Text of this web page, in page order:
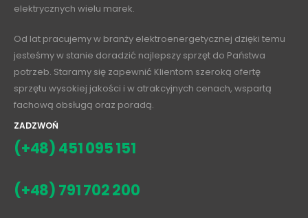
elektrycznych wielu marek.
Od lat pracujemy w branży elektroenergetycznej dzięki temu
jesteśmy w stanie doradzić najlepszy sprzęt do Państwa
potrzeb. Staramy się zapewnić Klientom szeroką ofertę
sprzętu wysokiej jakości i w atrakcyjnych cenach, wspartą
fachową obsługą oraz poradą.
ZADZWOŃ
(+48) 451 095 151
(+48) 791 702 200